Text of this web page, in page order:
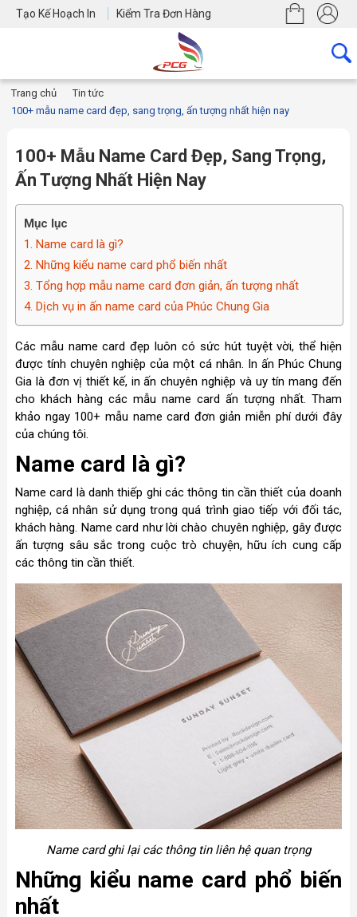
Tạo Kế Hoạch In Kiểm Tra Đơn Hàng
Trang chủ
Tin tức
100+ mẫu name card đẹp, sang trọng, ấn tượng nhất hiện nay
100+ Mẫu Name Card Đẹp, Sang Trọng,
Ấn Tượng Nhất Hiện Nay
Mục lục
1. Name card là gì?
2. Những kiểu name card phổ biến nhất
3. Tổng hợp mẫu name card đơn giản, ấn tượng nhất
4. Dịch vụ in ấn name card của Phúc Chung Gia
Các mẫu name card đẹp luôn có sức hút tuyệt vời, thể hiện
được tính chuyên nghiệp của một cá nhân. In ấn Phúc Chung
Gia là đơn vị thiết kế, in ấn chuyên nghiệp và uy tín mang đến
cho khách hàng các mẫu name card ấn tượng nhất. Tham
khảo ngay 100+ mẫu name card đơn giản miễn phí dưới đây
của chúng tôi.
Name card là gì?
Name card là danh thiếp ghi các thông tin cần thiết của doanh
nghiệp, cá nhân sử dụng trong quá trình giao tiếp với đối tác,
khách hàng. Name card như lời chào chuyên nghiệp, gây được
ấn tượng sâu sắc trong cuộc trò chuyện, hữu ích cung cấp
các thông tin cần thiết.
Name card ghi lại các thông tin liên hệ quan trọng
Những kiểu name card phổ biến
nhất